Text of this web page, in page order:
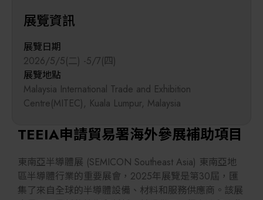
TEEIA申請貿易署海外參展補助項目
東南亞半導體展 (SEMICON Southeast Asia) 東南亞地
區半導體行業的重要展會，2025年展覽是第30屆，匯
集了來自全球的半導體設備、材料和服務供應商。該展
展覽資訊
展覽日期
2026/5/5(二) -5/7(四)
展覽地點
Malaysia International Trade and Exhibition
Centre(MITEC), Kuala Lumpur, Malaysia
線上課程專區
展覽資訊
解決方案
廠商資訊
AI人工智慧與智慧製造與自動化系統
機器人與應用服務
關鍵模組/設備零組件材料加工與服務
智慧醫療
智慧檢測設備與系統
顯示/光電設備